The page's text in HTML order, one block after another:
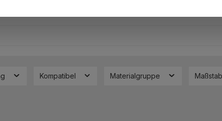
Kompatibel Materialgruppe Maßstab